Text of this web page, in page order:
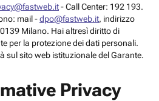
- Call Center: 192 193.
mail -dpo@fastweb.it, indirizzo
Milano. Hai altresì diritto di
per la protezione dei dati personali.
sul sito web istituzionale del Garante.
Privacy